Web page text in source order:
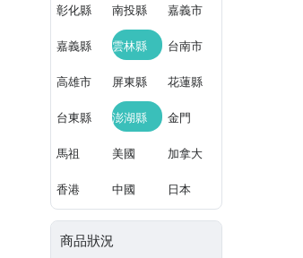
彰化縣 南投縣 嘉義市
嘉義縣 雲林縣 台南市
高雄市 屏東縣 花蓮縣
台東縣 澎湖縣 金門
馬祖 美國 加拿大
香港 中國 日本
商品狀況